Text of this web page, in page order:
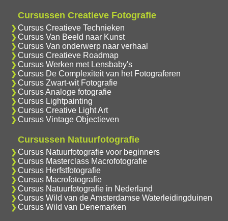
Cursussen Creatieve Fotografie
Cursus Creatieve Technieken
Cursus Van Beeld naar Kunst
Cursus Van onderwerp naar verhaal
Cursus Creatieve Roadmap
Cursus Werken met Lensbaby's
Cursus De Complexiteit van het Fotograferen
Cursus Zwart-wit Fotografie
Cursus Analoge fotografie
Cursus Lightpainting
Cursus Creative Light Art
Cursus Vintage Objectieven
Cursussen Natuurfotografie
Cursus Natuurfotografie voor beginners
Cursus Masterclass Macrofotografie
Cursus Herfstfotografie
Cursus Macrofotografie
Cursus Natuurfotografie in Nederland
Cursus Wild van de Amsterdamse Waterleidingduinen
Cursus Wild van Denemarken